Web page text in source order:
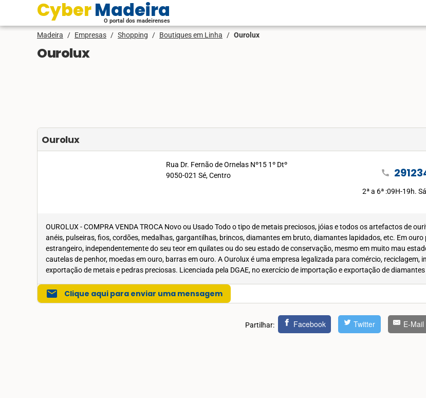
Cyber Madeira
O portal dos madeirenses
Madeira / Empresas / Shopping / Boutiques em Linha / Ourolux
Ourolux
Ourolux
Rua Dr. Fernão de Ornelas Nº15 1º Dtº
9050-021 Sé, Centro
call
2ª a 6ª :09H-19h.
OUROLUX - COMPRA VENDA TROCA Novo ou Usado Todo o tipo de metais preciosos, jóias e todos os artefactos de
anéis, pulseiras, fios, cordões, medalhas, gargantilhas, brincos, diamantes em bruto, diamantes lapidados, etc. Em ouro
estrangeiro, independentemente do seu teor em quilates ou do seu estado de conservação, mesmo em muito mau
cautelas de penhor, moedas em ouro, barras em ouro. A Ourolux é uma empresa legalizada para comércio, reciclagem,
exportação de metais e pedras preciosas. Licenciada pela DGAE, no exercício de importação e exportação de
mail Clique aqui para enviar uma mensagem
Partilhar: Facebook Twitter E-Mail